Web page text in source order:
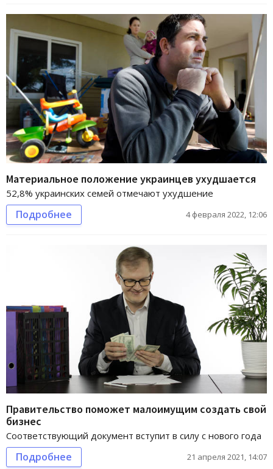
Материальное положение украинцев ухудшается
52,8% украинских семей отмечают ухудшение
Подробнее 4 февраля 2022, 12:06
Правительство поможет малоимущим создать свой
бизнес
Соответствующий документ вступит в силу с нового года
Подробнее 21 апреля 2021, 14:07